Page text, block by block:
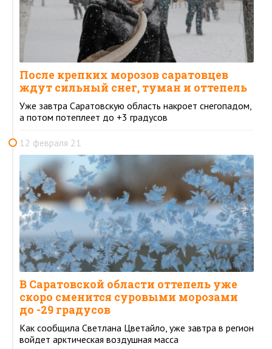
После крепких морозов саратовцев
ждут сильный снег, туман и оттепель
Уже завтра Саратовскую область накроет снегопадом,
а потом потеплеет до +3 градусов
12 февраля 21
В Саратовской области оттепель уже
скоро сменится суровыми морозами
до -29 градусов
Как сообщила Светлана Цветайло, уже завтра в регион
войдет арктическая воздушная масса